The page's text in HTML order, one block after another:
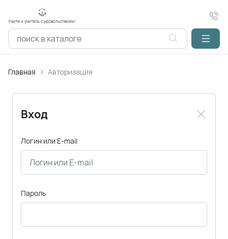
Учите и учитесь с удовольствием!
Главная Авторизация
Вход
Логин или E-mail
Пароль